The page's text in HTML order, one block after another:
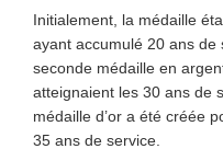
Initialement, la médaille
ayant accumulé 20 ans
seconde médaille en
atteignaient les 30 ans de
médaille d’or a été créée
35 ans de service.